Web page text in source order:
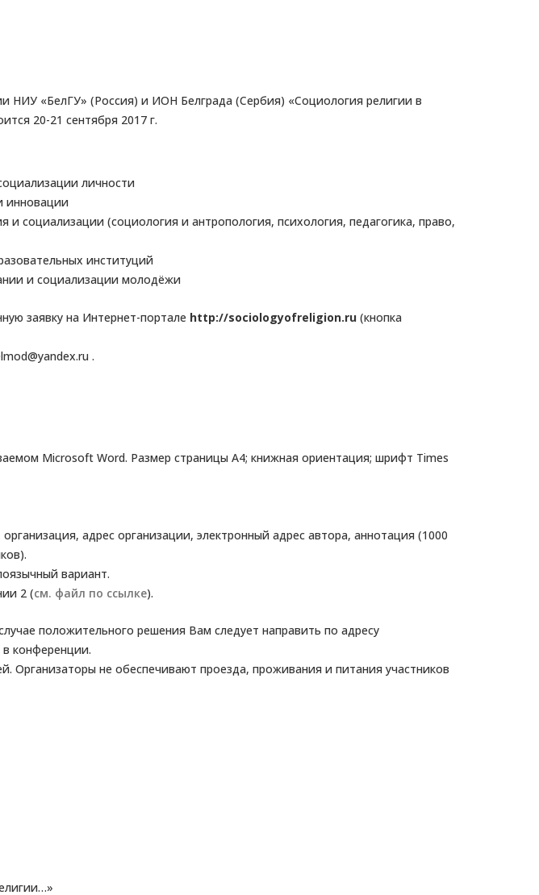
НИУ «БелГУ» (Россия) и ИОН Белграда (Сербия) «Социология религии в
20-21 сентября 2017 г.
личности
инновации
социализации (социология и антропология, психология, педагогика, право,
институций
и социализации молодёжи
заявку на Интернет-портале http://sociologyofreligion.ru (кнопка
.
Microsoft Word. Размер страницы А4; книжная ориентация; шрифт Times
адрес организации, электронный адрес автора, аннотация (1000
вариант.
2 (см. файл по ссылке).
положительного решения Вам следует направить по адресу
конференции.
Организаторы не обеспечивают проезда, проживания и питания участников